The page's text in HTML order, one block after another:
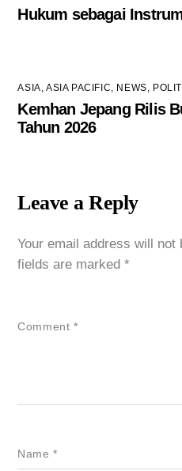
Hukum sebagai
ASIA ASIA PACIFIC NEWS
Kemhan Jepang Rilis
Tahun 2026
Leave a Reply
Your email address will not
fields are marked*
Comment *
Name*